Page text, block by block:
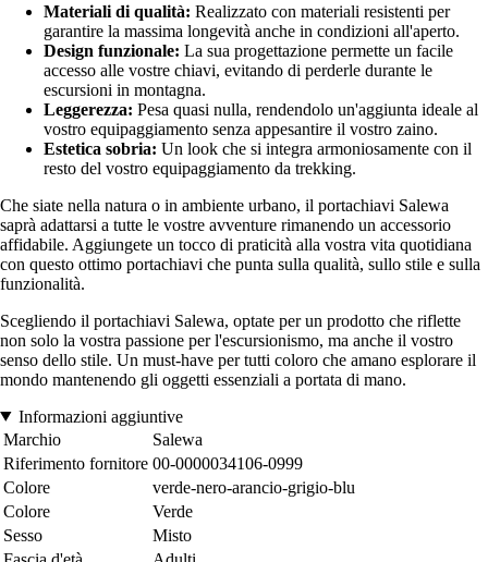
Materiali di qualità: Realizzato con materiali resistenti per
garantire la massima longevità anche in condizioni all'aperto.
Design funzionale: La sua progettazione permette un facile
accesso alle vostre chiavi, evitando di perderle durante le
escursioni in montagna.
Leggerezza: Pesa quasi nulla, rendendolo un'aggiunta ideale al
vostro equipaggiamento senza appesantire il vostro zaino.
Estetica sobria: Un look che si integra armoniosamente con il
resto del vostro equipaggiamento da trekking.
Che siate nella natura o in ambiente urbano, il portachiavi Salewa
saprà adattarsi a tutte le vostre avventure rimanendo un accessorio
affidabile. Aggiungete un tocco di praticità alla vostra vita quotidiana
con questo ottimo portachiavi che punta sulla qualità, sullo stile e sulla
funzionalità.
Scegliendo il portachiavi Salewa, optate per un prodotto che riflette
non solo la vostra passione per l'escursionismo, ma anche il vostro
senso dello stile. Un must-have per tutti coloro che amano esplorare il
mondo mantenendo gli oggetti essenziali a portata di mano.
Informazioni aggiuntive
Marchio
Salewa
Riferimento fornitore 00-0000034106-0999
Colore
verde-nero-arancio-grigio-blu
Colore
Verde
Sesso
Misto